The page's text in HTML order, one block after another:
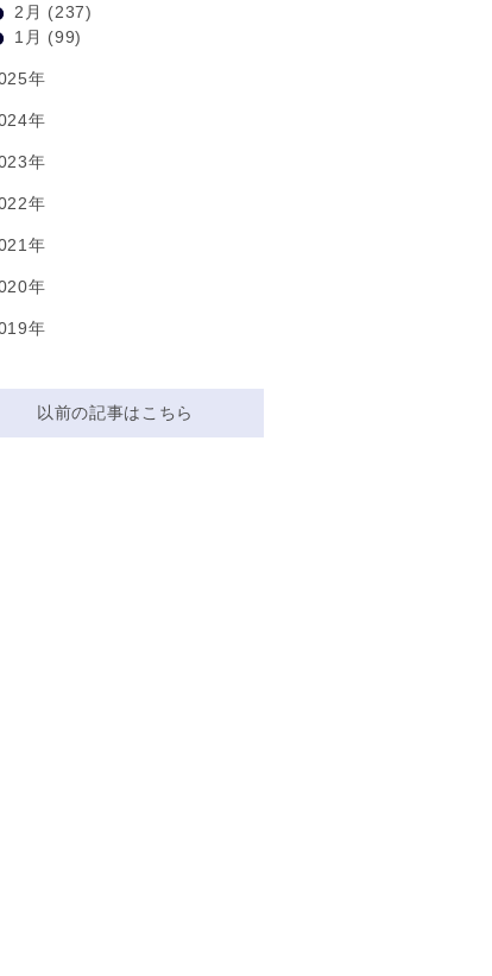
2月 (237)
1月 (99)
年
年
年
年
年
年
年
以前の記事はこちら